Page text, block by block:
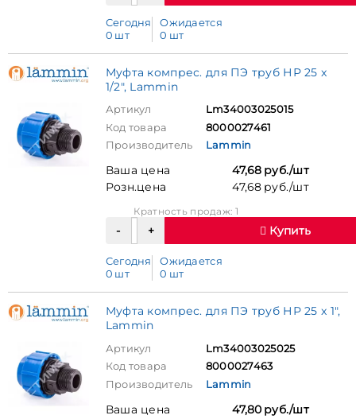
Сегодня
0 шт
Ожидается
0 шт
Муфта компрес. для ПЭ труб НР 25 x
1/2", Lammin
Артикул
Lm34003025015
Код товара
8000027461
Производитель
Lammin
Ваша цена
47,68 руб./шт
Розн.цена
47,68 руб./шт
Кратность продаж: 1
Купить
Сегодня
0 шт
Ожидается
0 шт
Муфта компрес. для ПЭ труб НР 25 x 1",
Lammin
Артикул
Lm34003025025
Код товара
8000027463
Производитель
Lammin
Ваша цена
47,80 руб./шт